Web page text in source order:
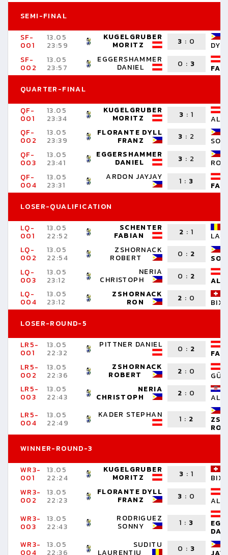
SEMI-FINAL
SF-
001
13.05
23:59
KUGELGRUBER
MORITZ 3 : 0
SF-
002
13.05
23:57
EGGERSHAMMER
DANIEL 0 : 3
QUARTER-FINAL
QF-
001
13.05
23:34
KUGELGRUBER
MORITZ 3 :1
QF-
002
13.05
23:39
FLORANTE DYLL
FRANZ 3 : 2
QF-
003
13.05
23:41
EGGERSHAMMER
DANIEL 3 : 2
RON
QF-
004
13.05
23:31
ARDON JAYJAY 1 : 3
LOSER-QUALIFICATION
LQ-
001
13.05
22:52
SCHENTER
FABIAN 2 :1
LQ-
002
13.05
22:54
ZSHORNACK
ROBERT 0 : 2
LQ-
003
13.05
23:12
NERIA
CHRISTOPH 0 : 2
LQ-
004
13.05
23:12
ZSHORNACK
RON 2 : 0
LOSER-ROUND-5
LR5-
001
13.05
22:32
PITTNER DANIEL 0 : 2
LR5-
002
13.05
22:36
ZSHORNACK
ROBERT 2 : 0
LR5-
003
13.05
22:43
NERIA
CHRISTOPH 2 : 0
LR5-
004
13.05
22:49
KADER STEPHAN 1 : 2
RON
WINNER-ROUND-3
WR3-
001
13.05
22:24
KUGELGRUBER
MORITZ 3 :1
WR3-
002
13.05
22:23
FLORANTE DYLL
FRANZ 3 : 0
WR3-
003
13.05
22:43
RODRIGUEZ
SONNY 1 : 3
WR3-
004
13.05
22:36
SUDITU
LAURENTIU 0 : 3